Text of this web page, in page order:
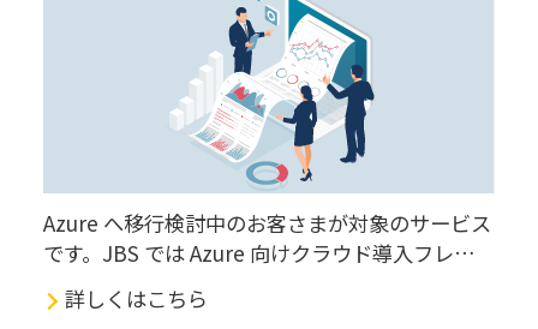
Azure へ移行検討中のお客さまが対象のサービス
です。JBS では Azure 向けクラウド導入フレーム
ワーク（CAF）に準拠したアセスメントを実施、
お客さまの環境が正しく Azure へ移行できるか
詳しくはこちら